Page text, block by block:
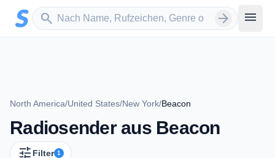
Zum Hauptinhalt springen
search
Sender suchen arrow_forward menu
North America/United States/New York/Beacon
Radiosender aus Beacon
tune Filter 1